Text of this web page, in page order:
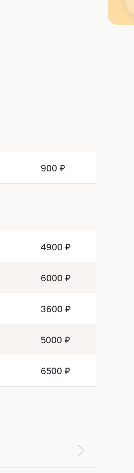
900 ₽
4900 ₽
6000 ₽
3600 ₽
5000 ₽
6500 ₽